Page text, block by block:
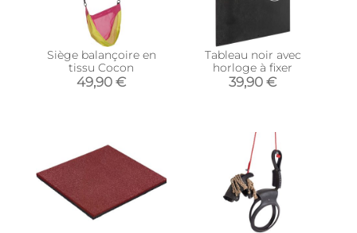
Siège balançoire en
tissu Cocon
49,90 €
Tableau noir avec
horloge à fixer
39,90 €